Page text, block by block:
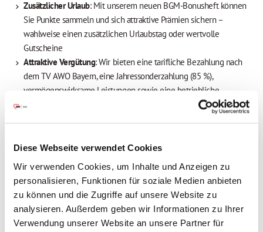
Diese Webseite verwendet Cookies
Wir verwenden Cookies, um Inhalte und Anzeigen zu
personalisieren, Funktionen für soziale Medien anbieten
zu können und die Zugriffe auf unsere Website zu
analysieren. Außerdem geben wir Informationen zu Ihrer
Verwendung unserer Website an unsere Partner für
Zusätzlicher Urlaub: Mit unserem neuen BGM-Bonusheft können
Sie Punkte sammeln und sich attraktive Prämien sichern –
wahlweise einen zusätzlichen Urlaubstag oder wertvolle
Gutscheine
Attraktive Vergütung: Wir bieten eine tarifliche Bezahlung nach
dem TV AWO Bayern, eine Jahressonderzahlung (85 %),
vermögenswirksame Leistungen sowie eine betriebliche
Altersvorsorge mit Arbeitgeberbeteiligung
Herzliches Onboardingmit unserem Welcome-Day für neue
Mitarbeitende und eine professionelle Einarbeitung in einem
Team, bei dem kollegialer Zusammenhalt an erster Stelle steht
Individuelle Fort- und Weiterbildung
: Profitieren Sie von
maßgeschneiderten Weiterbildungsmöglichkeiten in Form von
Schulungen, Workshops und verschiedenen Programmen –